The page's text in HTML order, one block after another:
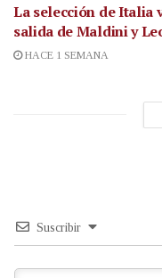
La selección de Italia
salida de Maldini y
HACE 1 SEMANA
Suscribir